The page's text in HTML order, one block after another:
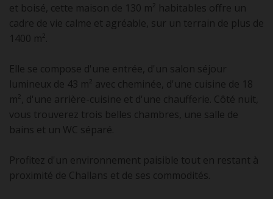
et boisé, cette maison de 130 m² habitables offre un
cadre de vie calme et agréable, sur un terrain de plus de
1400 m².
Elle se compose d'une entrée, d'un salon séjour
lumineux de 43 m² avec cheminée, d'une cuisine de 18
m², d'une arrière-cuisine et d'une chaufferie. Côté nuit,
vous trouverez trois belles chambres, une salle de
bains et un WC séparé.
Profitez d'un environnement paisible tout en restant à
proximité de Challans et de ses commodités.